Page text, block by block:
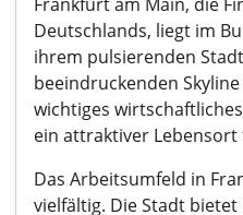
Deutschlands, liegt im
ihrem pulsierenden
beeindruckenden
wichtiges
ein attraktiver
Das Arbeitsumfeld in
vielfältig. Die Stadt